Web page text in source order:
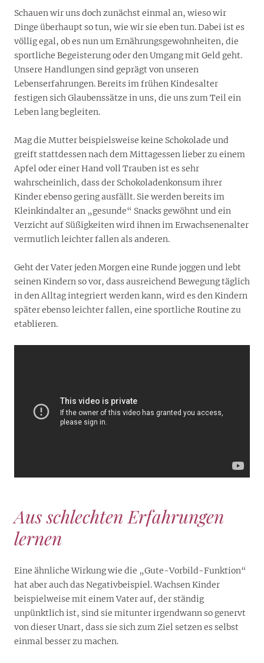
Schauen wir uns doch zunächst einmal an, wieso wir
Dinge überhaupt so tun, wie wir sie eben tun. Dabei ist es
völlig egal, ob es nun um Ernährungsgewohnheiten, die
sportliche Begeisterung oder den Umgang mit Geld geht.
Unsere Handlungen sind geprägt von unseren
Lebenserfahrungen. Bereits im frühen Kindesalter
festigen sich Glaubenssätze in uns, die uns zum Teil ein
Leben lang begleiten.
Mag die Mutter beispielsweise keine Schokolade und
greift stattdessen nach dem Mittagessen lieber zu einem
Apfel oder einer Hand voll Trauben ist es sehr
wahrscheinlich, dass der Schokoladenkonsum ihrer
Kinder ebenso gering ausfällt. Sie werden bereits im
Kleinkindalter an „gesunde“ Snacks gewöhnt und ein
Verzicht auf Süßigkeiten wird ihnen im Erwachsenenalter
vermutlich leichter fallen als anderen.
Geht der Vater jeden Morgen eine Runde joggen und lebt
seinen Kindern so vor, dass ausreichend Bewegung täglich
in den Alltag integriert werden kann, wird es den Kindern
später ebenso leichter fallen, eine sportliche Routine zu
etablieren.
Aus schlechten Erfahrungen
lernen
Eine ähnliche Wirkung wie die „Gute-Vorbild-Funktion“
hat aber auch das Negativbeispiel. Wachsen Kinder
beispielweise mit einem Vater auf, der ständig
unpünktlich ist, sind sie mitunter irgendwann so genervt
von dieser Unart, dass sie sich zum Ziel setzen es selbst
einmal besser zu machen.